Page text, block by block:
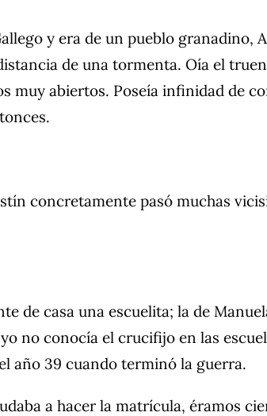
y era de un pueblo granadino,
de una tormenta. Oía el
muy abiertos. Poseía infinidad de
concretamente pasó muchas
de casa una escuelita; la de
no conocía el crucifijo en las
año 39 cuando terminó la guerra.
a hacer la matrícula, éramos